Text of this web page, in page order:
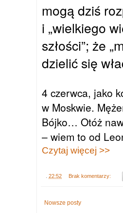
mogą dziś
i „wiel­kiego
szło­ści”; że
dzie­lić się
4 czerwca, jako
w Moskwie.
Bójko… Otóż
– wiem to od
Czytaj więcej >>
22:52 Brak komentarzy:
Nowsze posty